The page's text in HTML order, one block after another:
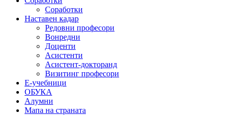
Соработки
Наставен кадар
Редовни професори
Вонредни
Доценти
Асистенти
Асистент-докторанд
Визитинг професори
Е-учебници
ОБУКА
Алумни
Мапа на страната